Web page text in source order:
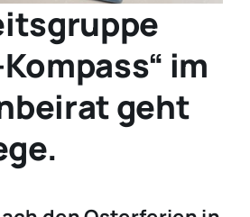
im
geht